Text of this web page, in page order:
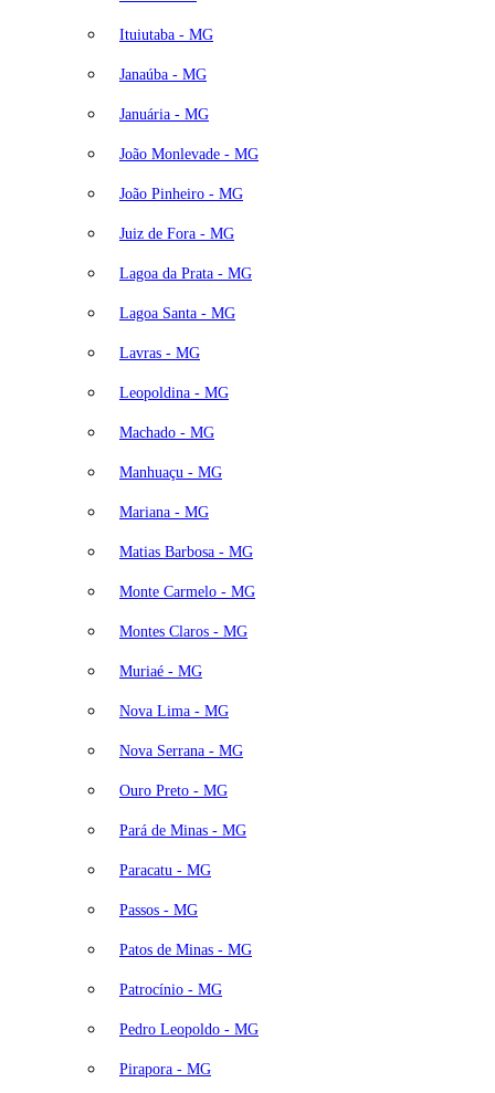
Ituiutaba - MG
Janaúba - MG
Januária - MG
João Monlevade - MG
João Pinheiro - MG
Juiz de Fora - MG
Lagoa da Prata - MG
Lagoa Santa - MG
Lavras - MG
Leopoldina - MG
Machado - MG
Manhuaçu - MG
Mariana - MG
Matias Barbosa - MG
Monte Carmelo - MG
Montes Claros - MG
Muriaé - MG
Nova Lima - MG
Nova Serrana - MG
Ouro Preto - MG
Pará de Minas - MG
Paracatu - MG
Passos - MG
Patos de Minas - MG
Patrocínio - MG
Pedro Leopoldo - MG
Pirapora - MG